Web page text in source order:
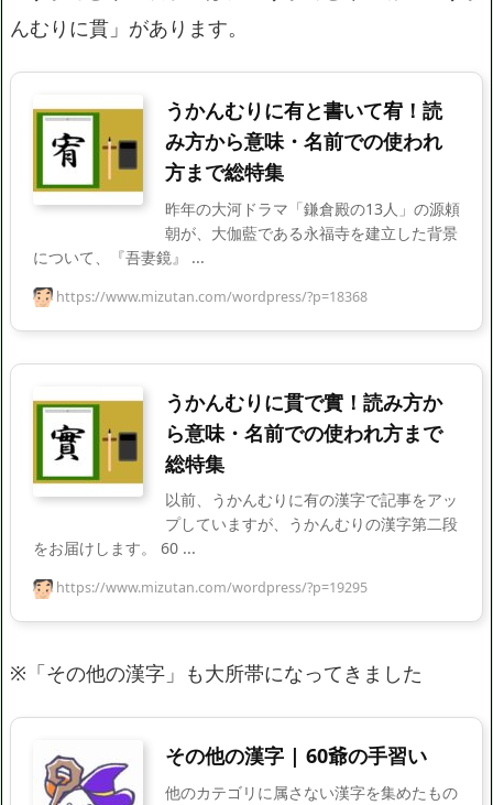
んむりに貫」があります。
うかんむりに有と書いて宥！読
み方から意味・名前での使われ
方まで総特集
昨年の大河ドラマ「鎌倉殿の13人」の源頼
朝が、大伽藍である永福寺を建立した背景
について、『吾妻鏡』 ...
https://www.mizutan.com/wordpress/?p=18368
うかんむりに貫で實！読み方か
ら意味・名前での使われ方まで
総特集
以前、うかんむりに有の漢字で記事をアッ
プしていますが、うかんむりの漢字第二段
をお届けします。 60 ...
https://www.mizutan.com/wordpress/?p=19295
※「その他の漢字」も大所帯になってきました
その他の漢字 | 60爺の手習い
他のカテゴリに属さない漢字を集めたもの